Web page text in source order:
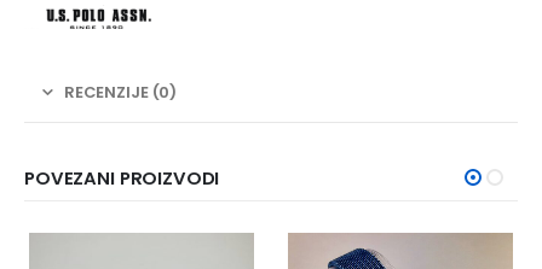
RECENZIJE (0)
POVEZANI PROIZVODI